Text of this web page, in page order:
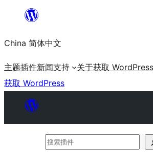
内
容
China 简体中文
主题插件新闻支持 关于获取 WordPress
获取 WordPress
搜